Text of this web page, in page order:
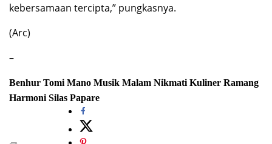
kebersamaan tercipta,” pungkasnya.
(Arc)
–
Benhur Tomi Mano Musik Malam Nikmati Kuliner Ramang
Harmoni Silas Papare